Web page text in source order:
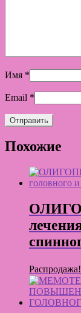
Имя *
Email *
Похожие
Распродажа!